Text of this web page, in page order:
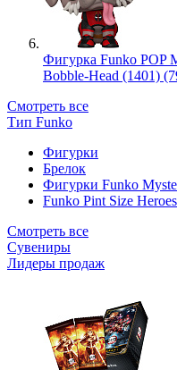
Фигурка Funko POP
Bobble-Head (1401)
Смотреть все
Тип Funko
Фигурки
Брелок
Фигурки Funko
Funko Pint Size Heroes
Смотреть все
Сувениры
Лидеры продаж